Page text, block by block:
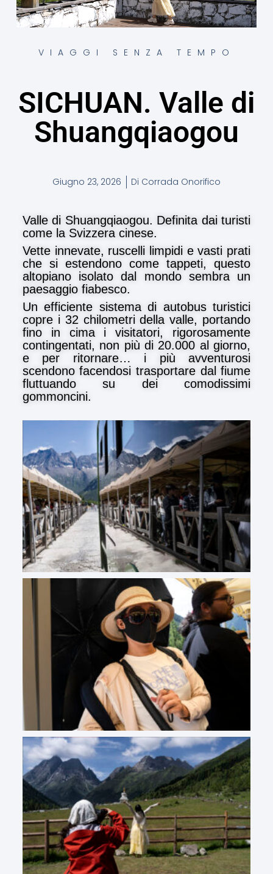
VIAGGI SENZA TEMPO
SICHUAN. Valle di
Shuangqiaogou
Giugno 23, 2026 Di Corrada Onorifico
Valle di Shuangqiaogou. Definita dai turisti
come la Svizzera cinese.
Vette innevate, ruscelli limpidi e vasti prati
che si estendono come tappeti, questo
altopiano isolato dal mondo sembra un
paesaggio fiabesco.
Un efficiente sistema di autobus turistici
copre i 32 chilometri della valle, portando
fino in cima i visitatori, rigorosamente
contingentati, non più di 20.000 al giorno,
e per ritornare… i più avventurosi
scendono facendosi trasportare dal fiume
fluttuando su dei comodissimi
gommoncini.